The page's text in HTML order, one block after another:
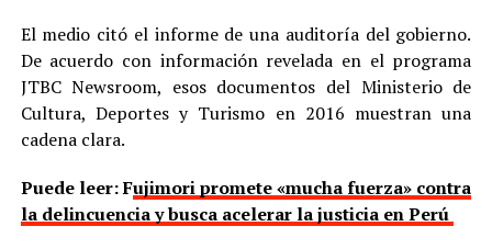
El medio citó el informe de una auditoría del gobierno.
De acuerdo con información revelada en el programa
JTBC Newsroom, esos documentos del Ministerio de
Cultura, Deportes y Turismo en 2016 muestran una
cadena clara.
Puede leer: Fujimori promete «mucha fuerza» contra
la delincuencia y busca acelerar la justicia en Perú